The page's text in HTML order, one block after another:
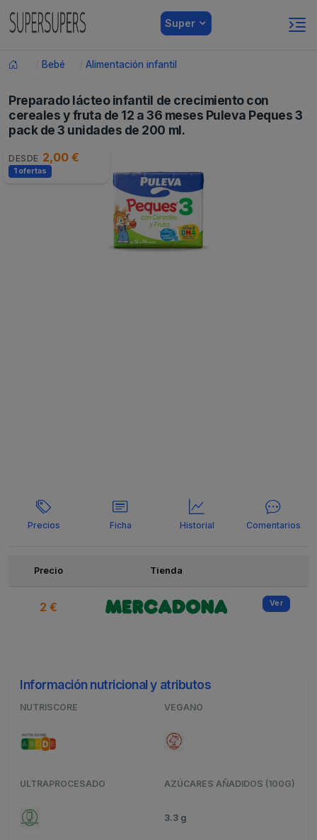
Super
Bebé Alimentación infantil
Preparado lácteo infantil de crecimiento con
cereales y fruta de 12 a 36 meses Puleva Peques 3
pack de 3 unidades de 200 ml.
DESDE 2,00 €
1 ofertas
Precios Ficha Historial Comentarios
Ofertas
Precio Tienda
2 € Ver
Información nutricional y atributos
NUTRISCORE VEGANO
ULTRAPROCESADO AZÚCARES AÑADIDOS (100G)
3.3 g